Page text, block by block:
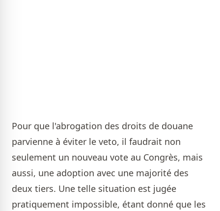
Pour que l'abrogation des droits de douane
parvienne à éviter le veto, il faudrait non
seulement un nouveau vote au Congrès, mais
aussi, une adoption avec une majorité des
deux tiers. Une telle situation est jugée
pratiquement impossible, étant donné que les